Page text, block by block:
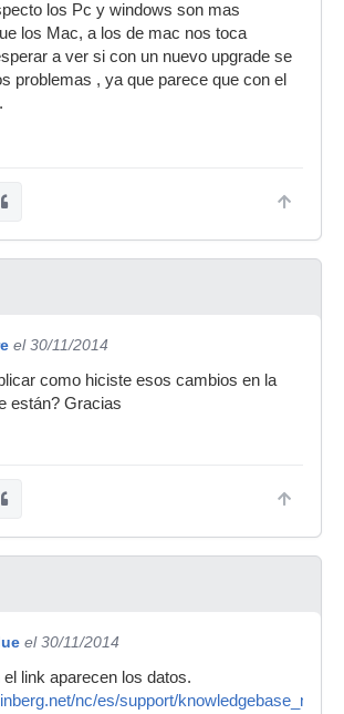
los Pc y windows son mas
los Mac, a los de mac nos toca
a ver si con un nuevo upgrade se
problemas , ya que parece que con el
el 30/11/2014
como hiciste esos cambios en la
están? Gracias
el 30/11/2014
el link aparecen los datos.
nc/es/support/